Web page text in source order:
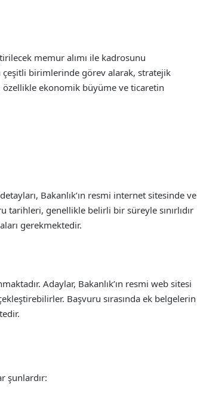
memur alımı ile kadrosunu
çeşitli birimlerinde görev alarak, stratejik
özellikle ekonomik büyüme ve ticaretin
Bakanlık’ın resmi internet sitesinde ve
tarihleri, genellikle belirli bir süreyle sınırlıdır
gerekmektedir.
Adaylar, Bakanlık’ın resmi web sitesi
Başvuru sırasında ek belgelerin
şunlardır: